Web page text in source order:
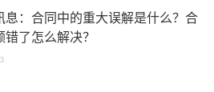
息：合同中的重大误解是什么？合
错了怎么解决？